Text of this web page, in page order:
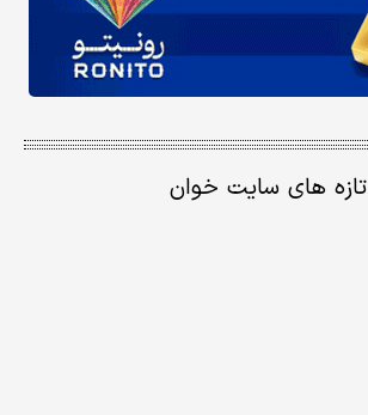
تازه های سایت خوان